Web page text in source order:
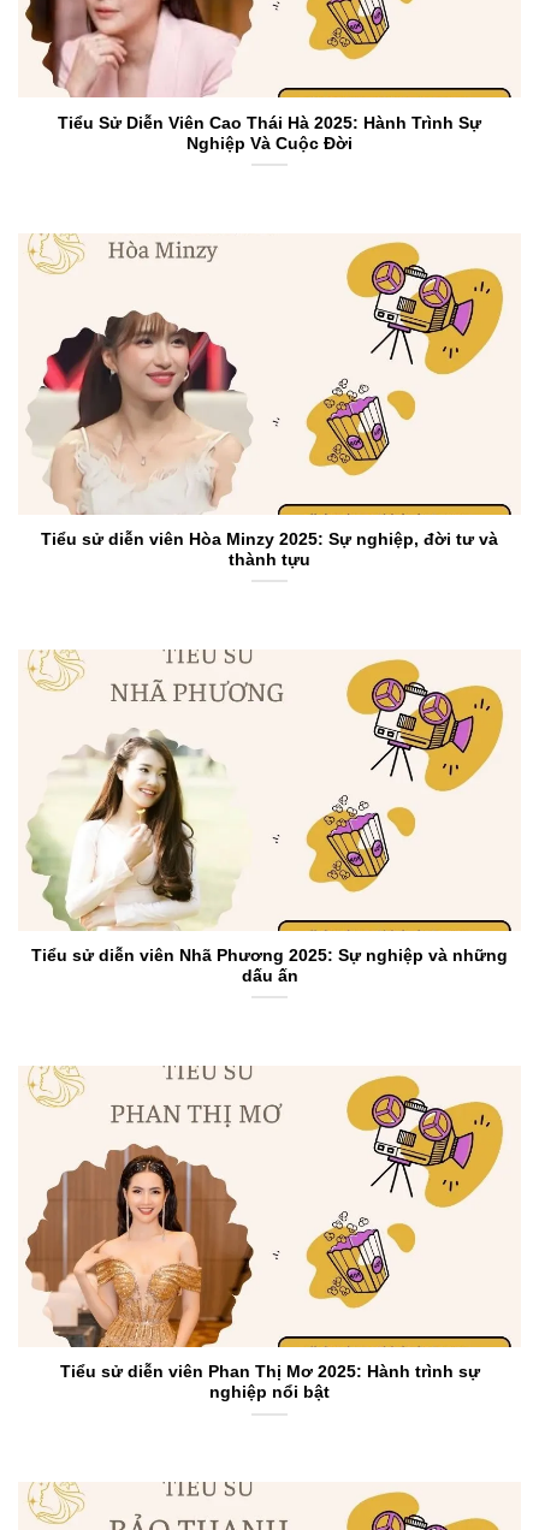
Tiểu Sử Diễn Viên Cao Thái Hà 2025: Hành Trình Sự
Nghiệp Và Cuộc Đời
Tiểu sử diễn viên Hòa Minzy 2025: Sự nghiệp, đời tư và
thành tựu
Tiểu sử diễn viên Nhã Phương 2025: Sự nghiệp và những
dấu ấn
Tiểu sử diễn viên Phan Thị Mơ 2025: Hành trình sự
nghiệp nổi bật